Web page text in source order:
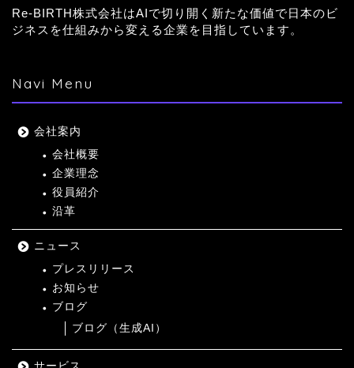
Re-BIRTH株式会社はAIで切り開く新たな価値で日本のビ
ジネスを仕組みから変える企業を目指しています。
Navi Menu
会社案内
会社概要
企業理念
役員紹介
沿革
ニュース
プレスリリース
お知らせ
ブログ
ブログ（生成AI）